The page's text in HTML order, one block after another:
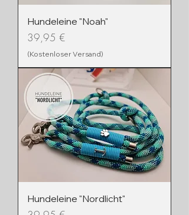
Hundeleine "Noah"
Preis
39,95 €
(Kostenloser Versand)
Hundeleine "Nordlicht"